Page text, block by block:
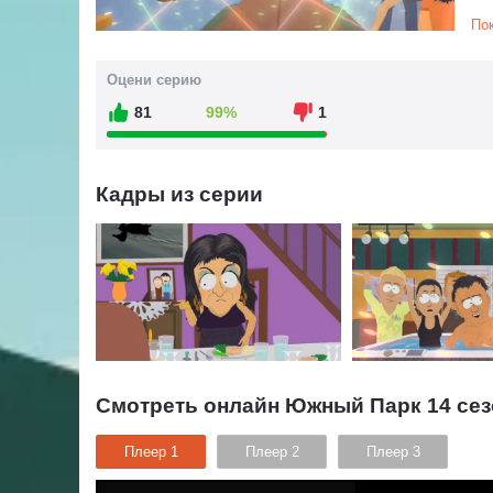
Оцени серию
81 99% 1
Кадры из серии
Смотреть онлайн Южный Парк 14
Плеер 1 Плеер 2 Плеер 3